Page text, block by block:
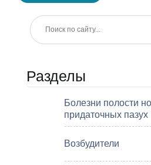
Разделы
Болезни полости
придаточных пазух
Возбудители